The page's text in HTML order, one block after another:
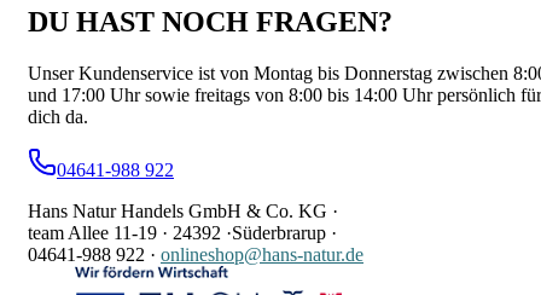
DU HAST NOCH FRAGEN?
Unser Kundenservice ist von Montag bis Donnerstag zwischen
und 17:00 Uhr sowie freitags von 8:00 bis 14:00 Uhr persönlich für
dich da.
04641-988 922
Hans Natur Handels GmbH & Co. KG ·
team Allee 11-19 · 24392 ·Süderbrarup ·
04641-988 922 · onlineshop@hans-natur.de